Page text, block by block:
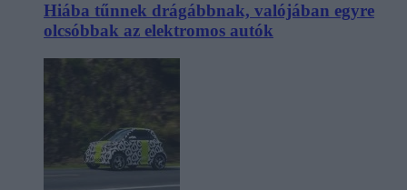
Hiába tűnnek drágábbnak, valójában egyre
olcsóbbak az elektromos autók